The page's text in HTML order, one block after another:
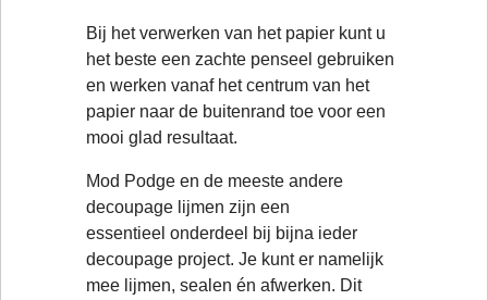
Bij het verwerken van het papier kunt u
het beste een zachte penseel gebruiken
en werken vanaf het centrum van het
papier naar de buitenrand toe voor een
mooi glad resultaat.
Mod Podge en de meeste andere
decoupage lijmen zijn een
essentieel onderdeel bij bijna ieder
decoupage project. Je kunt er namelijk
mee lijmen, sealen én afwerken. Dit